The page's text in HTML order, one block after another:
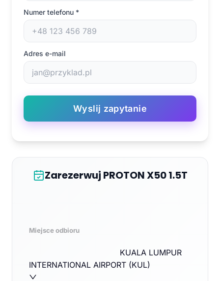
Numer telefonu *
Adres e-mail
Wyslij zapytanie
Zarezerwuj PROTON X50 1.5T